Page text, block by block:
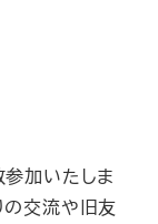
加いたしま
の交流や旧友